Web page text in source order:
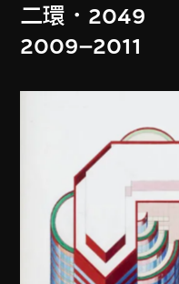
二環．2049
2009–2011